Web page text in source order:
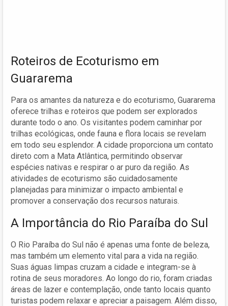
Roteiros de Ecoturismo em
Guararema
Para os amantes da natureza e do ecoturismo, Guararema
oferece trilhas e roteiros que podem ser explorados
durante todo o ano. Os visitantes podem caminhar por
trilhas ecológicas, onde fauna e flora locais se revelam
em todo seu esplendor. A cidade proporciona um contato
direto com a Mata Atlântica, permitindo observar
espécies nativas e respirar o ar puro da região. As
atividades de ecoturismo são cuidadosamente
planejadas para minimizar o impacto ambiental e
promover a conservação dos recursos naturais.
A Importância do Rio Paraíba do Sul
O Rio Paraíba do Sul não é apenas uma fonte de beleza,
mas também um elemento vital para a vida na região.
Suas águas limpas cruzam a cidade e integram-se à
rotina de seus moradores. Ao longo do rio, foram criadas
áreas de lazer e contemplação, onde tanto locais quanto
turistas podem relaxar e apreciar a paisagem. Além disso,